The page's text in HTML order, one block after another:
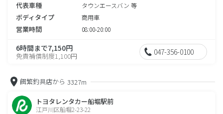
代表車種 タウンエースバン 等
ボディタイプ 商用車
営業時間 08:00-20:00
6時間まで7,150円
免責補償制度1,100円 047-356-0100
餌繁釣具店から 3327m
トヨタレンタカー船堀駅前
江戸川区船堀2-23-22